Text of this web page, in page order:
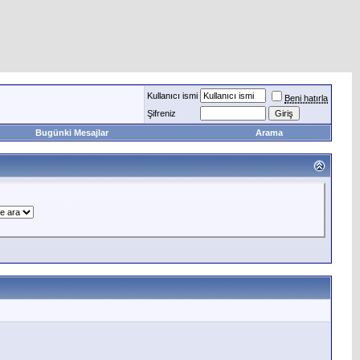
Kullanıcı ismi
Beni hatırla
Şifreniz
Bugünki Mesajlar Arama